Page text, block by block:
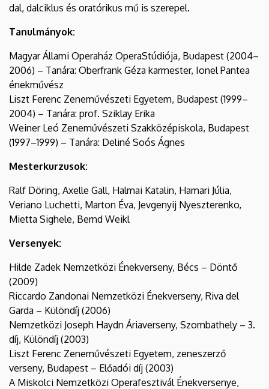
dal, dalciklus és oratórikus mű is szerepel.
Tanulmányok:
Magyar Állami Operaház OperaStúdiója, Budapest (2004–
2006) – Tanára: Oberfrank Géza karmester, Ionel Pantea
énekművész
Liszt Ferenc Zeneművészeti Egyetem, Budapest (1999–
2004) – Tanára: prof. Sziklay Erika
Weiner Leó Zeneművészeti Szakközépiskola, Budapest
(1997–1999) – Tanára: Deliné Soós Ágnes
Mesterkurzusok:
Ralf Döring, Axelle Gall, Halmai Katalin, Hamari Júlia,
Veriano Luchetti, Marton Éva, Jevgenyij Nyeszterenko,
Mietta Sighele, Bernd Weikl
Versenyek:
Hilde Zadek Nemzetközi Énekverseny, Bécs – Döntő
(2009)
Riccardo Zandonai Nemzetközi Énekverseny, Riva del
Garda – Különdíj (2006)
Nemzetközi Joseph Haydn Áriaverseny, Szombathely – 3.
díj, Különdíj (2003)
Liszt Ferenc Zeneművészeti Egyetem, zeneszerző
verseny, Budapest – Előadói díj (2003)
A Miskolci Nemzetközi Operafesztivál Énekversenye,